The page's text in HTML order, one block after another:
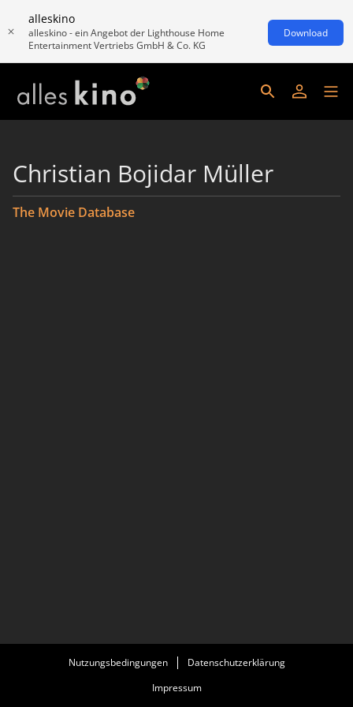
alleskino
alleskino - ein Angebot der Lighthouse Home
Entertainment Vertriebs GmbH & Co. KG
Download
Christian Bojidar Müller
The Movie Database
Nutzungsbedingungen
Datenschutzerklärung
Impressum